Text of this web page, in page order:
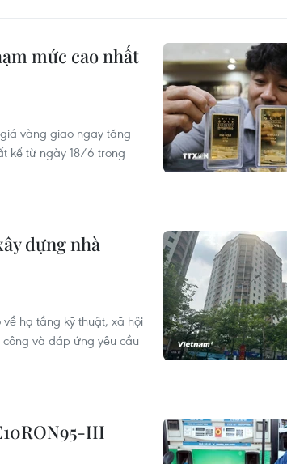
mức cao nhất
vàng giao ngay tăng
kể từ ngày 18/6 trong
dựng nhà
hạ tầng kỹ thuật, xã hội
và đáp ứng yêu cầu
III